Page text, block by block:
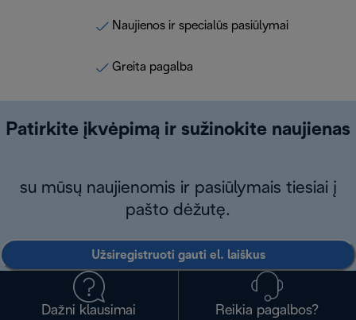
Naujienos ir specialūs pasiūlymai
Greita pagalba
Patirkite įkvėpimą ir sužinokite naujienas
su mūsų naujienomis ir pasiūlymais tiesiai į
pašto dėžutę.
Užsiregistruoti gauti el. laiškus
Dažni klausimai
Reikia pagalbos?